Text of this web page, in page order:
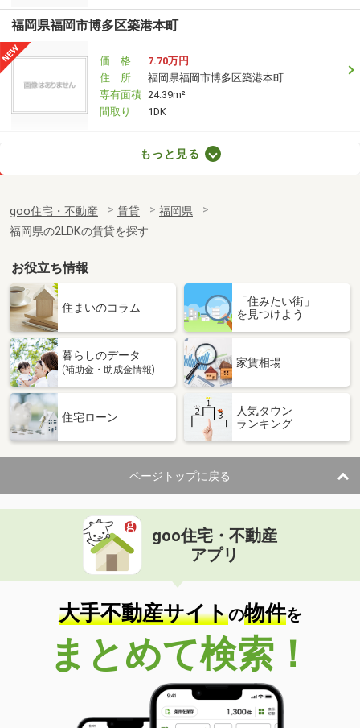
福岡県福岡市博多区築港本町
価 格
7.70万円
住 所
福岡県福岡市博多区築港本町
専有面積 24.39m²
間取り
1DK
福岡県福岡市博多区千代４丁目
専有面積
24.96m²
間取り
福岡県久留米市津福今町
価 格
6.50万円
福岡県久留米市津福今町
専有面積 55m²
間取り
福岡県久留米市荒木町荒木
住 所
福岡県久留米市荒木町荒木
専有面積 33.39m²
間取り
1LDK
福岡県大牟田市大字手鎌
価 格
住 所
福岡県大牟田市大字手鎌
専有面積 50.05m²
間取り
1LDK
福岡県福岡市南区向野２
価 格
13.80万円
福岡県福岡市南区向野２
61.83m²
間取り
1LDK
もっと見る
goo住宅・不動産 賃貸
福岡県
福岡県の2LDKの賃貸を探す
お役立ち情報
住まいのコラム
「住みたい街」
を見つけよう
暮らしのデータ
(補助金・助成金情報)
家賃相場
住宅ローン
人気タウン
ランキング
ページトップに戻る
goo住宅・不動産
アプリ
大手不動産サイトの物件を
まとめて検索！